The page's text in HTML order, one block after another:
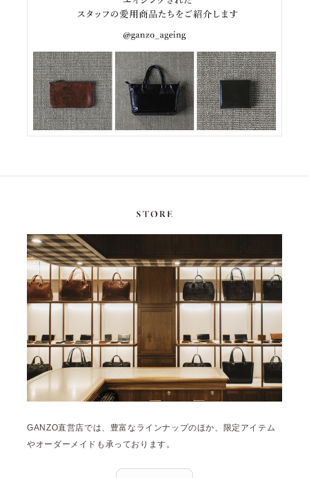
GANZO直営店では、豊富なラインナップのほか、限定アイテム
やオーダーメイドも承っております。